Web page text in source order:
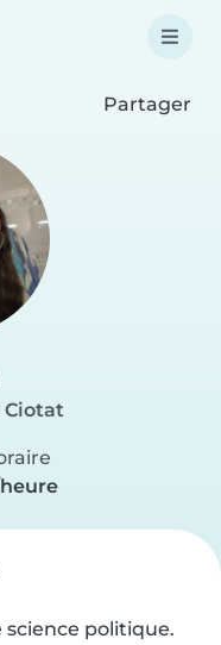
Partager
Ciotat
science politique.